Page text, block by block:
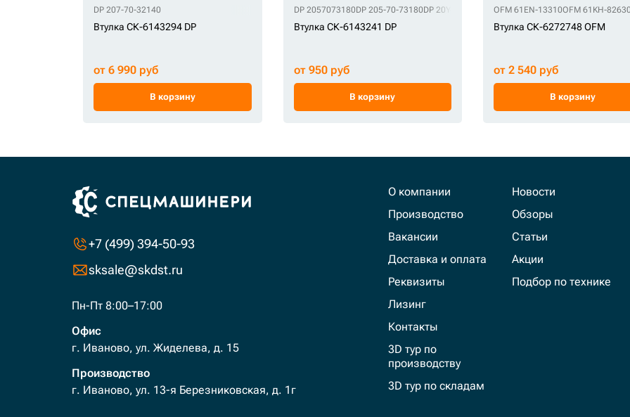
DP 207-70-32140
Втулка СК-6143294 DP
от 6 990 руб
В корзину
DP 2057073180DP 205-70-73180DP 20Y-70-32361 DP 20Y-70-32371 DP 66N4-05000DP
Втулка СК-6143241 DP
от 950 руб
В корзину
OFM 61EN-13310OFM 61KH-82630
Втулка СК-6272748 OFM
от 2 540 руб
В корзину
+7 (499) 394-50-93
sksale@skdst.ru
Пн-Пт 8:00–17:00
Офис
г. Иваново, ул. Жиделева, д. 15
Производство
г. Иваново, ул. 13-я Березниковская, д. 1г
О компании
Производство
Вакансии
Доставка и оплата
Реквизиты
Лизинг
Контакты
3D тур по
производству
3D тур по складам
Новости
Обзоры
Статьи
Акции
Подбор по технике